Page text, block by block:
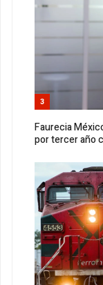
3
Faurecia
por tercer año